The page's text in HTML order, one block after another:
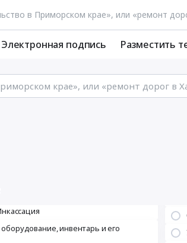
Электронная подпись Разместить
инвентарь и его